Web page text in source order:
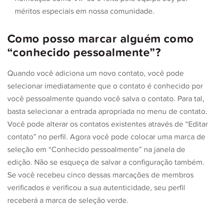
méritos especiais em nossa comunidade.
Como posso marcar alguém como
“conhecido pessoalmente”?
Quando você adiciona um novo contato, você pode
selecionar imediatamente que o contato é conhecido por
você pessoalmente quando você salva o contato. Para tal,
basta selecionar a entrada apropriada no menu de contato.
Você pode alterar os contatos existentes através de “Editar
contato” no perfil. Agora você pode colocar uma marca de
seleção em “Conhecido pessoalmente” na janela de
edição. Não se esqueça de salvar a configuração também.
Se você recebeu cinco dessas marcações de membros
verificados e verificou a sua autenticidade, seu perfil
receberá a marca de seleção verde.